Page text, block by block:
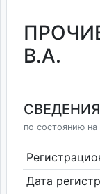
В.А.
по состоянию на
Дата